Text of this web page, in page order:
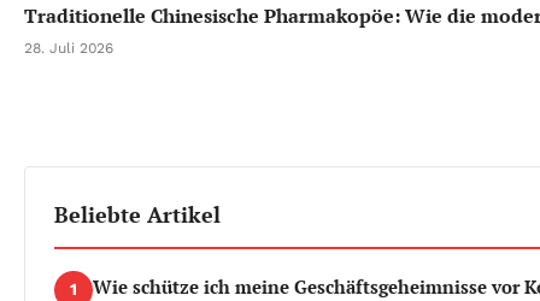
Traditionelle Chinesische Pharmakopöe: Wie die
28. Juli 2026
Beliebte Artikel
1 Wie schütze ich meine Geschäftsgeheimnisse vor